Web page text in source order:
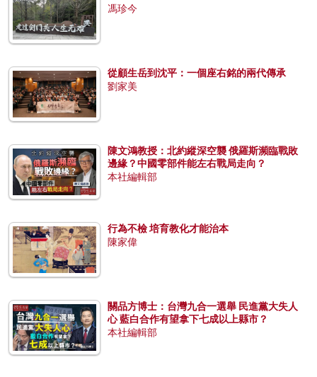
馮珍今
從顧生岳到沈平：一個座右銘的兩代傳承
劉家美
陳文鴻教授：北約縱深空襲 俄羅斯瀕臨戰敗
邊緣？中國零部件能左右戰局走向？
本社編輯部
行為不檢 培育教化才能治本
陳家偉
關品方博士：台灣九合一選舉 民進黨大失人
心 藍白合作有望拿下七成以上縣市？
本社編輯部